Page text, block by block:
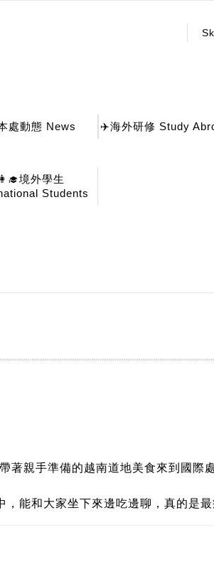
處動態 News ✈️海外研修 Study
👩‍🎓境外學生
Students
著親手準備的越南道地美食來到國際
，能和大家坐下來邊吃邊聊，真的是